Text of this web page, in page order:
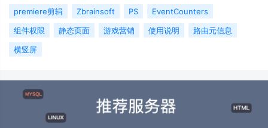
premiere剪辑
Zbrainsoft PS
EventCounters
组件权限
静态页面 游戏营销 使用说明
路由元信息
横竖屏